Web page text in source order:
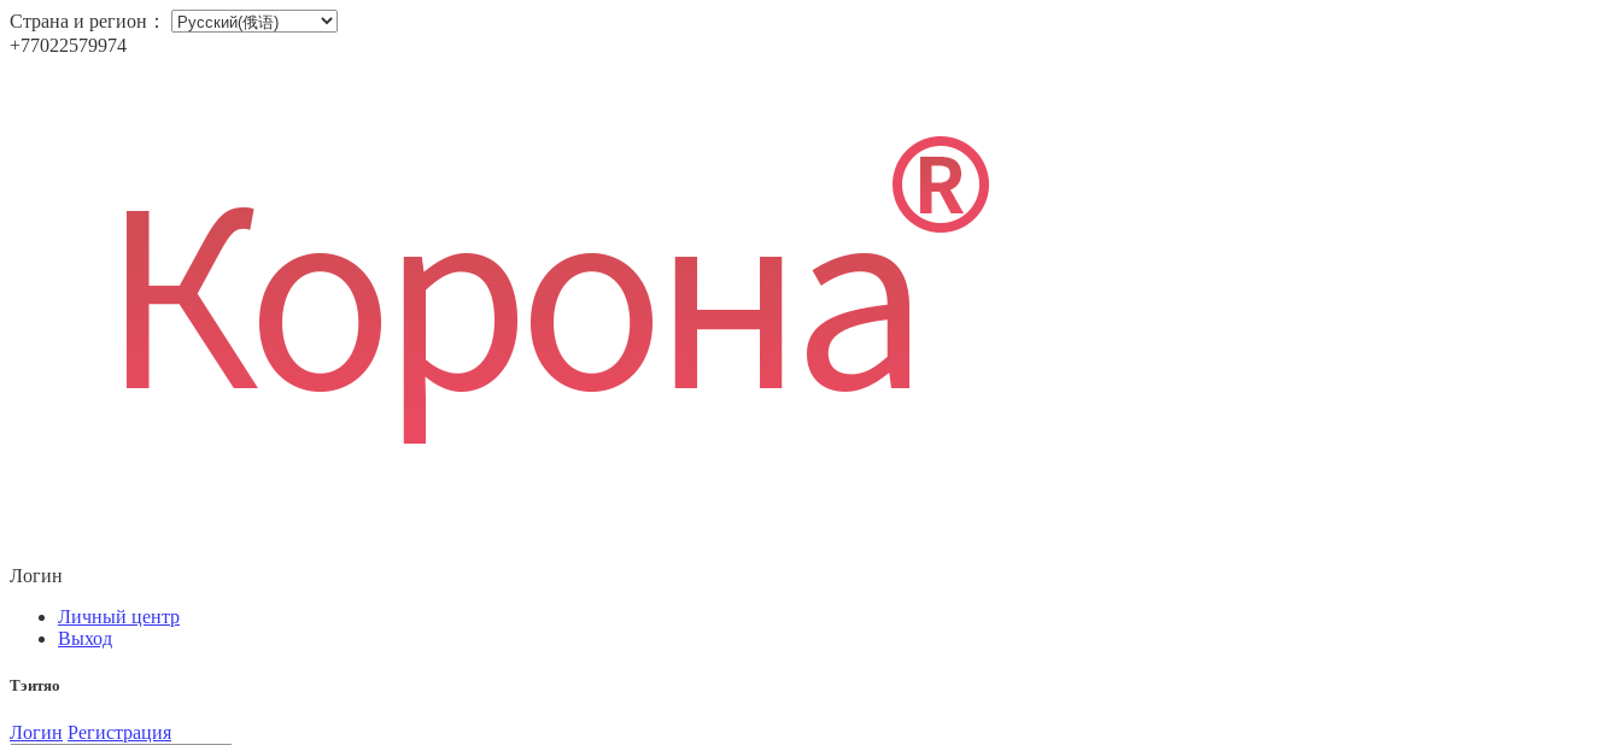
Страна и регион：
+77022579974
Логин
Личный центр
Выход
Тэитяо
Логин Регистрация